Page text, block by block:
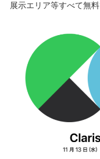
展示エリア等すべて無